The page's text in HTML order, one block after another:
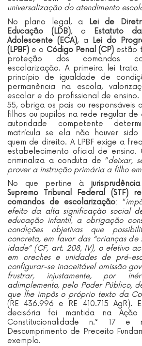
universalização do atendimento
No plano legal, a
Lei de
Educação (LDB), o
Estatuto
Adolescente (ECA), a
Lei do
(LPBF) e o Código Penal (CP) estão
proteção dos comandos
escolarização. A primeira lei
princípio de igualdade de
permanência na escola,
escolar e do profissional de ensino.
55, obriga os pais ou responsáveis
filhos ou pupilos na rede regular de
autoridade competente
matrícula se ela não houver
quem de direito. A LPBF exige a
estabelecimento oficial de ensino.
criminaliza a conduta de “deixar,
prover a instrução primária a filho
No que pertine à
Supremo Tribunal Federal (STF)
comandos de escolarização: “
efeito da alta significação social
educação infantil, a obrigação
condições objetivas que
concreta, em favor das “crianças de
idade” (CF, art. 208, IV), o efetivo
em creches e unidades de pré-
configurar-se inaceitável omissão
frustrar, injustamente, por
adimplemento, pelo Poder Público,
que lhe impôs o próprio texto da
(RE 436.996 e RE 410.715 AgR).
decisória foi mantida na Ação
Constitucionalidade n.° 17 e
Descumprimento de Preceito
exemplo.